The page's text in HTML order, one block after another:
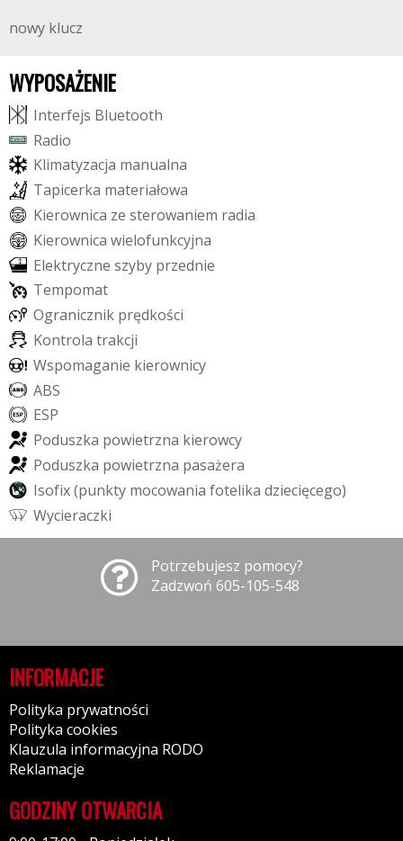
nowy klucz
WYPOSAŻENIE
Interfejs Bluetooth
Radio
Klimatyzacja manualna
Tapicerka materiałowa
Kierownica ze sterowaniem radia
Kierownica wielofunkcyjna
Elektryczne szyby przednie
Tempomat
Ogranicznik prędkości
Kontrola trakcji
Wspomaganie kierownicy
ABS
ESP
Poduszka powietrzna kierowcy
Poduszka powietrzna pasażera
Isofix(punkty mocowania fotelika dziecięcego)
Wycieraczki
Potrzebujesz pomocy?
Zadzwoń 605-105-548
INFORMACJE
Polityka prywatności
Polityka cookies
Klauzula informacyjna RODO
Reklamacje
GODZINY OTWARCIA